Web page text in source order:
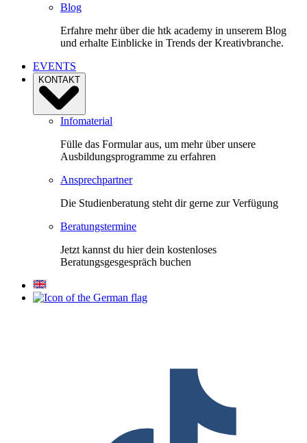
Blog
Erfahre mehr über die htk academy in unserem Blog
und erhalte Einblicke in Trends der Kreativbranche.
EVENTS
KONTAKT
Infomaterial
Fülle das Formular aus, um mehr über unsere
Ausbildungsprogramme zu erfahren
Ansprechpartner
Die Studienberatung steht dir gerne zur Verfügung
Beratungstermine
Jetzt kannst du hier dein kostenloses
Beratungsgesgespräch buchen